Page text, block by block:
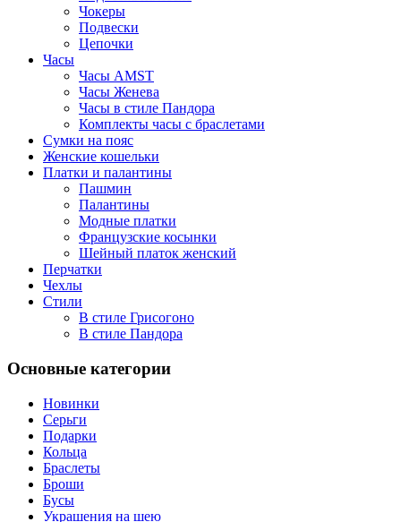
Чокеры
Подвески
Цепочки
Часы
Часы AMST
Часы Женева
Часы в стиле Пандора
Комплекты часы с браслетами
Сумки на пояс
Женские кошельки
Платки и палантины
Пашмин
Палантины
Модные платки
Французские косынки
Шейный платок женский
Перчатки
Чехлы
Стили
В стиле Грисогоно
В стиле Пандора
Основные категории
Новинки
Серьги
Подарки
Кольца
Браслеты
Броши
Бусы
Украшения на шею